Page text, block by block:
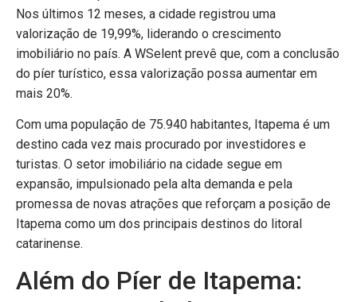
Nos últimos 12 meses, a cidade registrou uma
valorização de 19,99%, liderando o crescimento
imobiliário no país. A WSelent prevê que, com a conclusão
do píer turístico, essa valorização possa aumentar em
mais 20%.
Com uma população de 75.940 habitantes, Itapema é um
destino cada vez mais procurado por investidores e
turistas. O setor imobiliário na cidade segue em
expansão, impulsionado pela alta demanda e pela
promessa de novas atrações que reforçam a posição de
Itapema como um dos principais destinos do litoral
catarinense.
Além do Píer de Itapema: